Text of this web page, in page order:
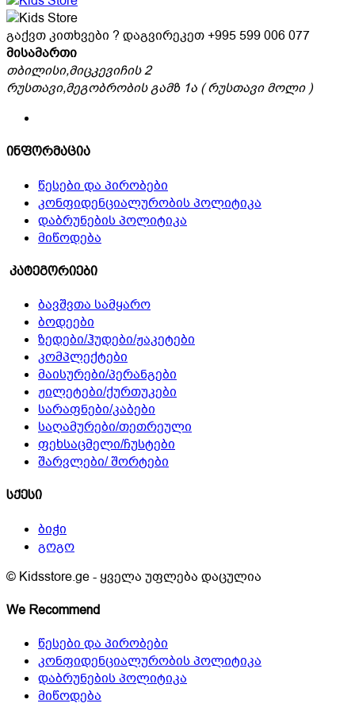
may
chosen
on
page
გაქვთ კითხვები ? დაგვირეკეთ+995 599 006 077
მისამართი
თბილისი,მიცკევიჩის 2
რუსთავი,მეგობრობის გამზ 1ა ( რუსთავი მოლი )
ინფორმაცია
წესები და პირობები
კონფიდენციალურობის პოლიტიკა
დაბრუნების პოლიტიკა
მიწოდება
კატეგორიები
ბავშვთა სამყარო
ბოდეები
ზედები/ჰუდები/ჟაკეტები
კომპლექტები
მაისურები/პერანგები
ჟილეტები/ქურთუკები
სარაფნები/კაბები
საღამურები/თეთრეული
ფეხსაცმელი/ჩუსტები
შარვლები/ შორტები
სქესი
ბიჭი
გოგო
© Kidsstore.ge - ყველა უფლება დაცულია
We Recommend
წესები და პირობები
კონფიდენციალურობის პოლიტიკა
დაბრუნების პოლიტიკა
მიწოდება